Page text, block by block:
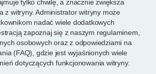
tylko chwilę, a znacznie zwiększa
z witryny. Administrator witryny może
nadać wiele dodatkowych
zapoznaj się z naszym regulaminem,
osobowych oraz z odpowiedziami na
(FAQ), gdzie jest wyjaśnionych wiele
dotyczących funkcjonowania witryny.